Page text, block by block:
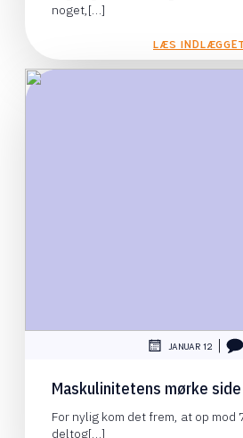
noget,[…]
LÆS INDLÆGGET
JANUAR 12
Maskulinitetens mørke side
For nylig kom det frem, at op mod
deltog[…]